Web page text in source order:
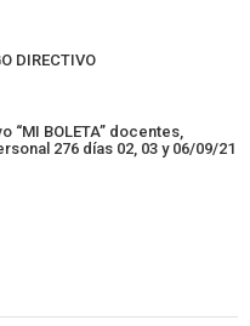
DIRECTIVO
“MI BOLETA” docentes,
276 días 02, 03 y 06/09/21